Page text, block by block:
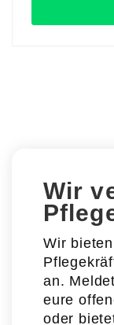
Wir
Wir
an.
eure
oder